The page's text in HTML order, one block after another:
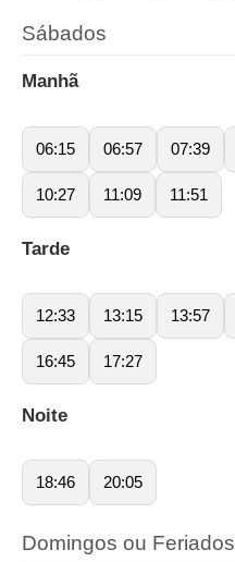
Sábados
Manhã
06:15 06:57 07:39
10:27 11:09 11:51
Tarde
12:33 13:15 13:57
16:45 17:27
Noite
18:46 20:05
Domingos ou Feriados